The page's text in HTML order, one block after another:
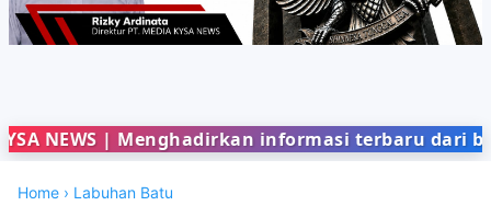
| Menghadirkan informasi terbaru dari
Home › Labuhan Batu